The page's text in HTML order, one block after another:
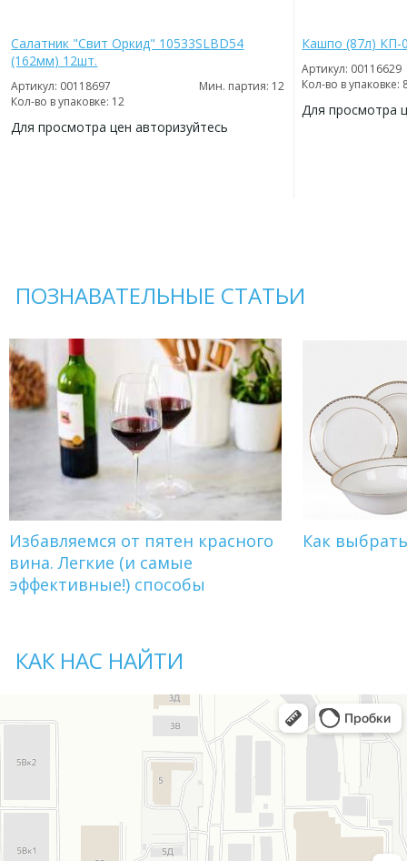
Салатник "Свит Оркид" 10533SLBD54
(162мм) 12шт.
Артикул: 00118697
Мин. партия: 12
Кол-во в упаковке: 12
Для просмотра цен авторизуйтесь
Кашпо (87л) КП-
Артикул: 00116629
Кол-во в упаковке:
Для просмотра
ПОЗНАВАТЕЛЬНЫЕ СТАТЬИ
Избавляемся от пятен красного
вина. Легкие (и самые
эффективные!) способы
Как
КАК НАС НАЙТИ